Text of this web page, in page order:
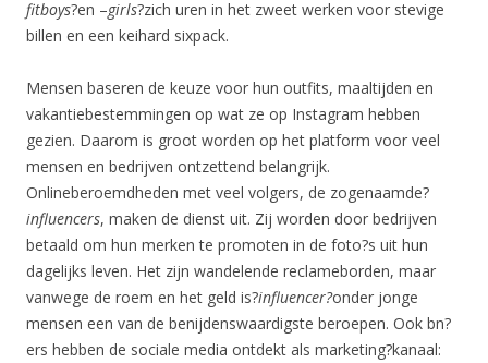
fitboys?en –girls?zich uren in het zweet werken voor stevige
billen en een keihard sixpack.
Mensen baseren de keuze voor hun outfits, maaltijden en
vakantiebestemmingen op wat ze op Instagram hebben
gezien. Daarom is groot worden op het platform voor veel
mensen en bedrijven ontzettend belangrijk.
Onlineberoemdheden met veel volgers, de zogenaamde?
influencers, maken de dienst uit. Zij worden door bedrijven
betaald om hun merken te promoten in de foto?s uit hun
dagelijks leven. Het zijn wandelende reclameborden, maar
vanwege de roem en het geld is?influencer?onder jonge
mensen een van de benijdenswaardigste beroepen. Ook bn?
ers hebben de sociale media ontdekt als marketing?kanaal: